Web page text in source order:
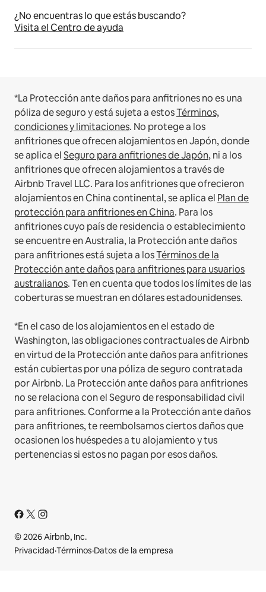
¿No encuentras lo que estás buscando?
Visita el Centro de ayuda
*La Protección ante daños para anfitriones no es una
póliza de seguro y está sujeta a estosTérminos,
condiciones y limitaciones. No protege a los
anfitriones que ofrecen alojamientos en Japón, donde
se aplica elSeguro para anfitriones de Japón, ni a los
anfitriones que ofrecen alojamientos a través de
Airbnb Travel LLC. Para los anfitriones que ofrecieron
alojamientos en China continental, se aplica el Plan de
protección para anfitriones en China. Para los
anfitriones cuyo país de residencia o establecimiento
se encuentre en Australia, la Protección ante daños
para anfitriones está sujeta a losTérminos de la
Protección ante daños para anfitriones para usuarios
australianos. Ten en cuenta que todos los límites de las
coberturas se muestran en dólares estadounidenses.
*En el caso de los alojamientos en el estado de
Washington, las obligaciones contractuales de Airbnb
en virtud de la Protección ante daños para anfitriones
están cubiertas por una póliza de seguro contratada
por Airbnb. La Protección ante daños para anfitriones
no se relaciona con el Seguro de responsabilidad civil
para anfitriones. Conforme a la Protección ante daños
para anfitriones, te reembolsamos ciertos daños que
ocasionen los huéspedes a tu alojamiento y tus
pertenencias si estos no pagan por esos daños.
© 2026 Airbnb, Inc.
Privacidad·Términos·Datos de la empresa